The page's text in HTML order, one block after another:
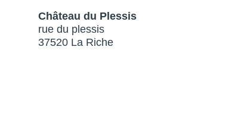
Château du Plessis
rue du plessis
37520 La Riche